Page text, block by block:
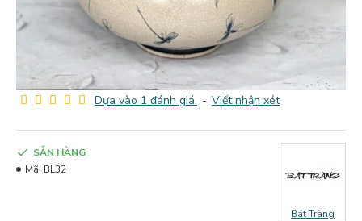
Dựa vào 1 đánh giá. - Viết nhận xét
SẴN HÀNG
Mã: BL32
Bát Tràng